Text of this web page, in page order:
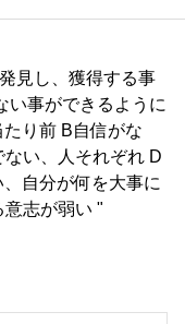
見し、獲得する事
い事ができるように
り前 B自信がな
い、人それぞれ D
自分が何を大事に
意志が弱い "